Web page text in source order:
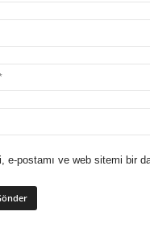
e-postamı ve web sitemi bir